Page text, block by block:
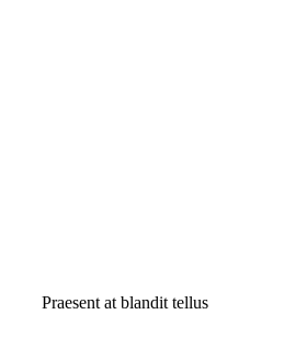
Praesent at blandit tellus